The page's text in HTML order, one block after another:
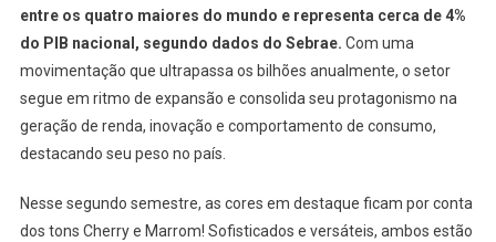
entre os quatro maiores do mundo e representa cerca de 4%
do PIB nacional, segundo dados do Sebrae. Com uma
movimentação que ultrapassa os bilhões anualmente, o setor
segue em ritmo de expansão e consolida seu protagonismo na
geração de renda, inovação e comportamento de consumo,
destacando seu peso no país.
Nesse segundo semestre, as cores em destaque ficam por conta
dos tons Cherry e Marrom! Sofisticados e versáteis, ambos estão